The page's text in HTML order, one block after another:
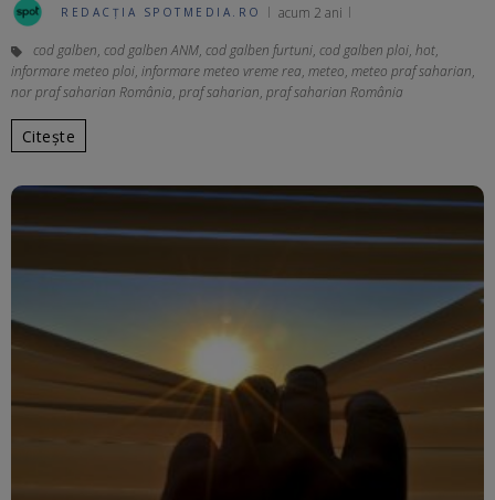
REDACȚIA SPOTMEDIA.RO acum 2 ani
cod galben, cod galben ANM, cod galben furtuni, cod galben ploi, hot,
informare meteo ploi, informare meteo vreme rea, meteo, meteo praf saharian,
nor praf saharian România, praf saharian, praf saharian România
Citește